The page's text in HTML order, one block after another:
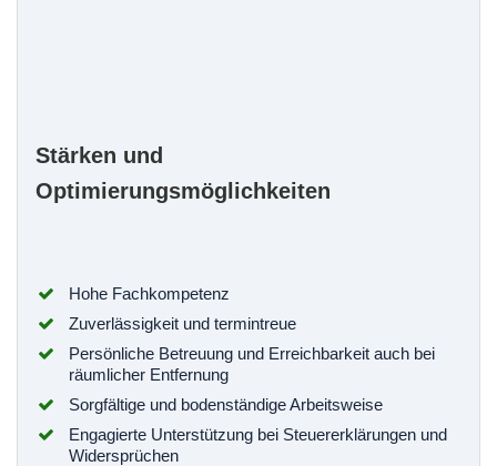
Stärken und
Optimierungsmöglichkeiten
Hohe Fachkompetenz
Zuverlässigkeit und termintreue
Persönliche Betreuung und Erreichbarkeit auch bei
räumlicher Entfernung
Sorgfältige und bodenständige Arbeitsweise
Engagierte Unterstützung bei Steuererklärungen und
Widersprüchen